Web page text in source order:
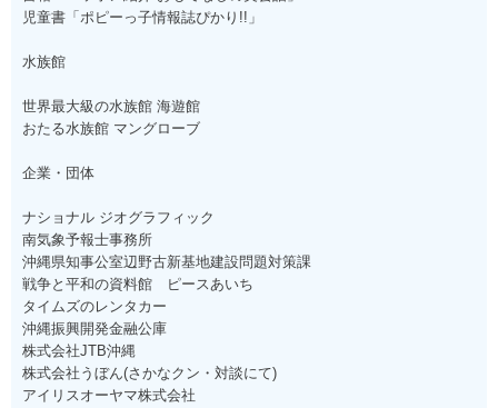
児童書「ポピーっ子情報誌ぴかり!!」
水族館
世界最大級の水族館 海遊館
おたる水族館 マングローブ
企業・団体
ナショナル ジオグラフィック
南気象予報士事務所
沖縄県知事公室辺野古新基地建設問題対策課
戦争と平和の資料館 ピースあいち
タイムズのレンタカー
沖縄振興開発金融公庫
株式会社JTB沖縄
株式会社うぼん(さかなクン・対談にて)
アイリスオーヤマ株式会社